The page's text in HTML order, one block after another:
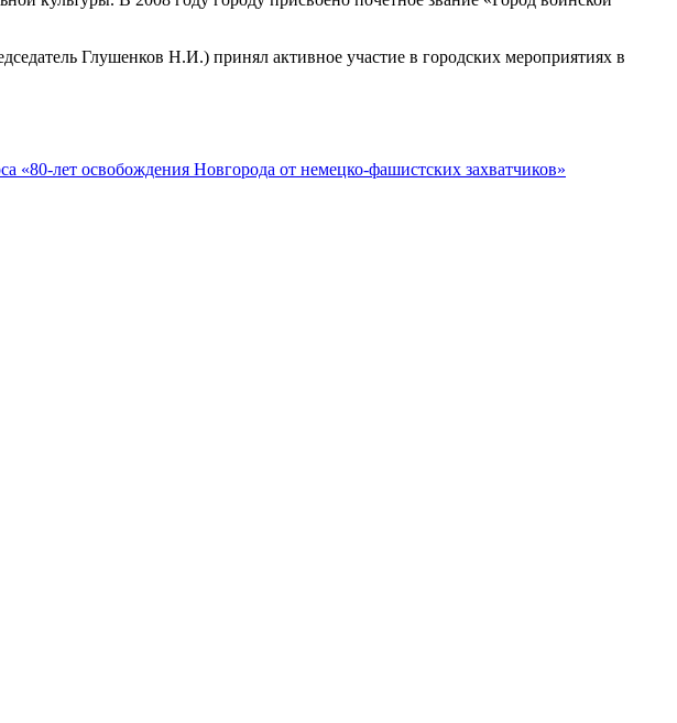
Глушенков Н.И.) принял активное участие в городских мероприятиях в
«80-лет освобождения Новгорода от немецко-фашистских захватчиков»